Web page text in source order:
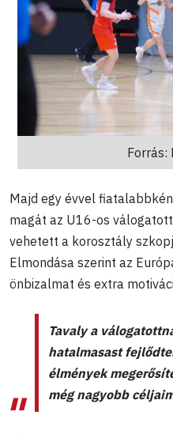
Forrás:
Majd egy évvel
magát az U16-os
vehetett a korosztály
Elmondása szerint az
önbizalmat és extra
Tavaly a
hatalmasast
élmények
még nagyobb